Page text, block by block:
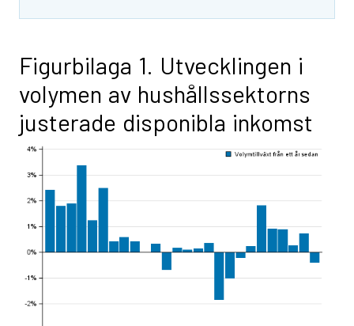
Figurbilaga 1. Utvecklingen i
volymen av hushållssektorns
justerade disponibla inkomst